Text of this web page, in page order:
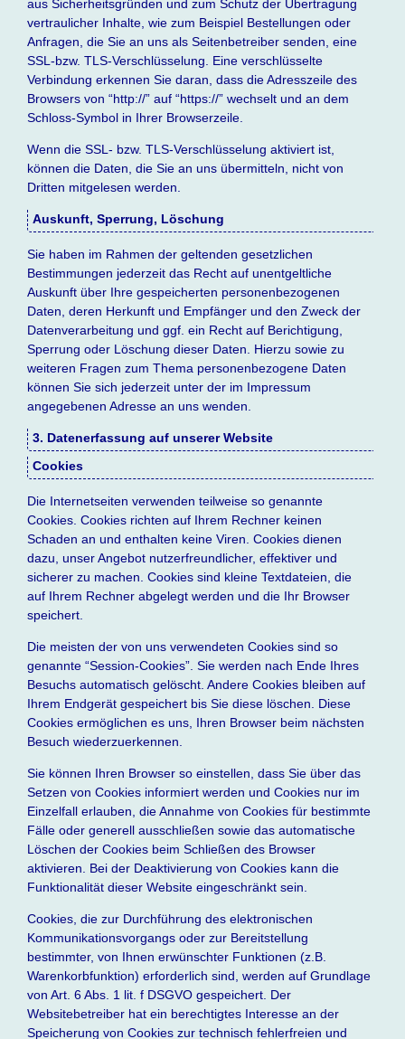
aus Sicherheitsgründen und zum Schutz der Übertragung
vertraulicher Inhalte, wie zum Beispiel Bestellungen oder
Anfragen, die Sie an uns als Seitenbetreiber senden, eine
SSL-bzw. TLS-Verschlüsselung. Eine verschlüsselte
Verbindung erkennen Sie daran, dass die Adresszeile des
Browsers von “http://” auf “https://” wechselt und an dem
Schloss-Symbol in Ihrer Browserzeile.
Wenn die SSL- bzw. TLS-Verschlüsselung aktiviert ist,
können die Daten, die Sie an uns übermitteln, nicht von
Dritten mitgelesen werden.
Auskunft, Sperrung, Löschung
Sie haben im Rahmen der geltenden gesetzlichen
Bestimmungen jederzeit das Recht auf unentgeltliche
Auskunft über Ihre gespeicherten personenbezogenen
Daten, deren Herkunft und Empfänger und den Zweck der
Datenverarbeitung und ggf. ein Recht auf Berichtigung,
Sperrung oder Löschung dieser Daten. Hierzu sowie zu
weiteren Fragen zum Thema personenbezogene Daten
können Sie sich jederzeit unter der im Impressum
angegebenen Adresse an uns wenden.
3. Datenerfassung auf unserer Website
Cookies
Die Internetseiten verwenden teilweise so genannte
Cookies. Cookies richten auf Ihrem Rechner keinen
Schaden an und enthalten keine Viren. Cookies dienen
dazu, unser Angebot nutzerfreundlicher, effektiver und
sicherer zu machen. Cookies sind kleine Textdateien, die
auf Ihrem Rechner abgelegt werden und die Ihr Browser
speichert.
Die meisten der von uns verwendeten Cookies sind so
genannte “Session-Cookies”. Sie werden nach Ende Ihres
Besuchs automatisch gelöscht. Andere Cookies bleiben auf
Ihrem Endgerät gespeichert bis Sie diese löschen. Diese
Cookies ermöglichen es uns, Ihren Browser beim nächsten
Besuch wiederzuerkennen.
Sie können Ihren Browser so einstellen, dass Sie über das
Setzen von Cookies informiert werden und Cookies nur im
Einzelfall erlauben, die Annahme von Cookies für bestimmte
Fälle oder generell ausschließen sowie das automatische
Löschen der Cookies beim Schließen des Browser
aktivieren. Bei der Deaktivierung von Cookies kann die
Funktionalität dieser Website eingeschränkt sein.
Cookies, die zur Durchführung des elektronischen
Kommunikationsvorgangs oder zur Bereitstellung
bestimmter, von Ihnen erwünschter Funktionen (z.B.
Warenkorbfunktion) erforderlich sind, werden auf Grundlage
von Art. 6 Abs. 1 lit. f DSGVO gespeichert. Der
Websitebetreiber hat ein berechtigtes Interesse an der
Speicherung von Cookies zur technisch fehlerfreien und